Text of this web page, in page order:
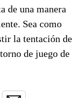
de una manera
Sea como
la tentación de
de juego de